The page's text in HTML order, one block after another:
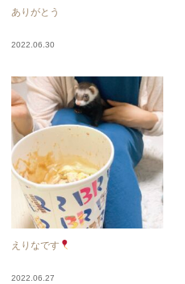
ありがとう
2022.06.30
えりなです
2022.06.27